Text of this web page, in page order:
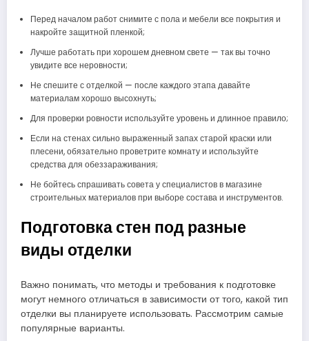
Перед началом работ снимите с пола и мебели все покрытия и
накройте защитной пленкой;
Лучше работать при хорошем дневном свете — так вы точно
увидите все неровности;
Не спешите с отделкой — после каждого этапа давайте
материалам хорошо высохнуть;
Для проверки ровности используйте уровень и длинное правило;
Если на стенах сильно выраженный запах старой краски или
плесени, обязательно проветрите комнату и используйте
средства для обеззараживания;
Не бойтесь спрашивать совета у специалистов в магазине
строительных материалов при выборе состава и инструментов.
Подготовка стен под разные
виды отделки
Важно понимать, что методы и требования к подготовке
могут немного отличаться в зависимости от того, какой тип
отделки вы планируете использовать. Рассмотрим самые
популярные варианты.